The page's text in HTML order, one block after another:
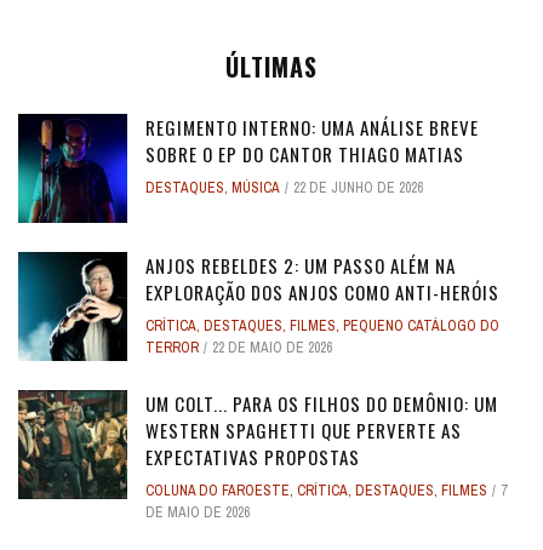
ÚLTIMAS
REGIMENTO INTERNO: UMA ANÁLISE BREVE
SOBRE O EP DO CANTOR THIAGO MATIAS
DESTAQUES, MÚSICA 22 DE JUNHO DE 2026
ANJOS REBELDES 2: UM PASSO ALÉM NA
EXPLORAÇÃO DOS ANJOS COMO ANTI-HERÓIS
CRÍTICA, DESTAQUES, FILMES, PEQUENO CATÁLOGO DO
TERROR
22 DE MAIO DE 2026
UM COLT... PARA OS FILHOS DO DEMÔNIO: UM
WESTERN SPAGHETTI QUE PERVERTE AS
EXPECTATIVAS PROPOSTAS
COLUNA DO FAROESTE, CRÍTICA, DESTAQUES, FILMES
7
DE MAIO DE 2026